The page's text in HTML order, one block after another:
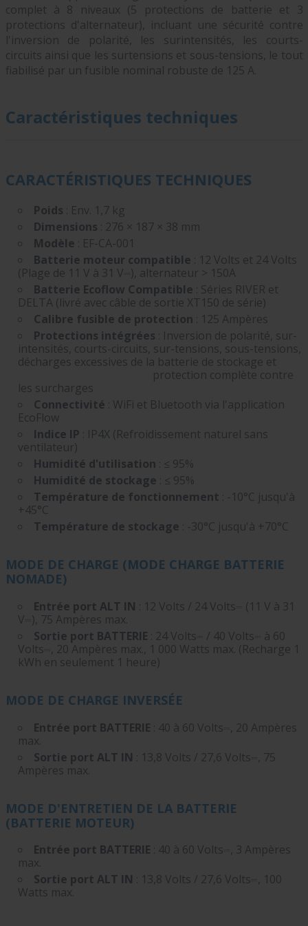
complet à 8 niveaux (5 protections de batterie et 3
protections d'alternateur), incluant une sécurité contre
l'inversion de polarité, les surintensités, les courts-
circuits ainsi que les surtensions et sous-tensions, le tout
fiabilisé par un fusible nominal robuste de 125 A.
Caractéristiques techniques
CARACTÉRISTIQUES TECHNIQUES
Poids : Env. 1,7 kg
Dimensions : 276 × 187 × 38 mm
Modèle : EF-CA-001
Batterie moteur compatible : 12 Volts et 24 Volts
(Plage de 11 V à 31 V⎓), alternateur > 150A
Batterie Ecoflow Compatible : Séries RIVER et
DELTA (livré avec câble de sortie XT150 de série)
Calibre fusible de protection : 125 Ampères
Protections intégrées : Inversion de polarité, sur-
intensités, courts-circuits, sur-tensions, sous-tensions,
décharges excessives de la batterie de stockage et
protection complète contre
les surcharges
Connectivité : WiFi et Bluetooth via l'application
EcoFlow
Indice IP : IP4X (Refroidissement naturel sans
ventilateur)
Humidité d'utilisation : ≤ 95%
Humidité de stockage : ≤ 95%
Température de fonctionnement : -10°C jusqu'à
+45°C
Température de stockage : -30°C jusqu'à +70°C
MODE DE CHARGE (MODE CHARGE BATTERIE
NOMADE)
Entrée port ALT IN : 12 Volts / 24 Volts⎓ (11 V à 31
V⎓), 75 Ampères max.
Sortie port BATTERIE : 24 Volts⎓ / 40 Volts⎓ à 60
Volts⎓, 20 Ampères max., 1 000 Watts max. (Recharge 1
kWh en seulement 1 heure)
MODE DE CHARGE INVERSÉE
Entrée port BATTERIE : 40 à 60 Volts⎓, 20 Ampères
max.
Sortie port ALT IN : 13,8 Volts / 27,6 Volts⎓, 75
Ampères max.
MODE D'ENTRETIEN DE LA BATTERIE
(BATTERIE MOTEUR)
Entrée port BATTERIE : 40 à 60 Volts⎓, 3 Ampères
max.
Sortie port ALT IN : 13,8 Volts / 27,6 Volts⎓, 100
Watts max.